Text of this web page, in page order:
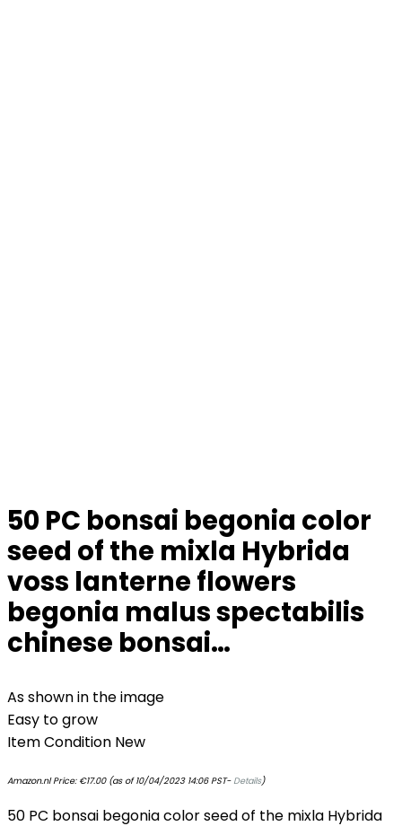
50 PC bonsai begonia color
seed of the mixla Hybrida
voss lanterne flowers
begonia malus spectabilis
chinese bonsai…
As shown in the image
Easy to grow
Item Condition New
Amazon.nl Price: €17.00(as of 10/04/2023 14:06 PST- Details)
50 PC bonsai begonia color seed of the mixla Hybrida